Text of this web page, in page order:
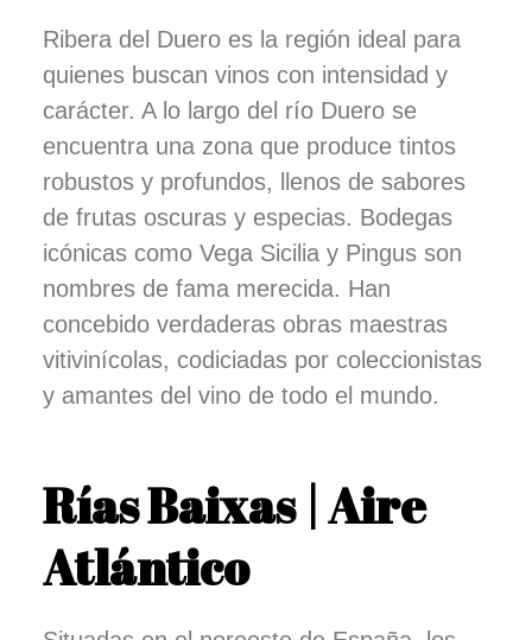
Ribera del Duero es la región ideal para
quienes buscan vinos con intensidad y
carácter. A lo largo del río Duero se
encuentra una zona que produce tintos
robustos y profundos, llenos de sabores
de frutas oscuras y especias. Bodegas
icónicas como Vega Sicilia y Pingus son
nombres de fama merecida. Han
concebido verdaderas obras maestras
vitivinícolas, codiciadas por coleccionistas
y amantes del vino de todo el mundo.
Rías Baixas | Aire
Atlántico